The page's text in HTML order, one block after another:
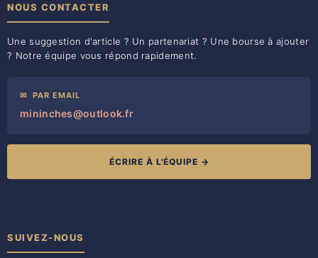
NOUS CONTACTER
Une suggestion d'article ? Un partenariat ? Une bourse à ajouter
? Notre équipe vous répond rapidement.
✉ PAR EMAIL
mininches@outlook.fr
ÉCRIRE À L'ÉQUIPE →
SUIVEZ-NOUS